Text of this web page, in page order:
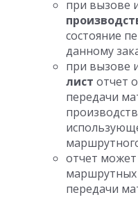
при вызове
состояние
данному
при вызове
лист отчет
передачи
отчет
маршрутных
передачи